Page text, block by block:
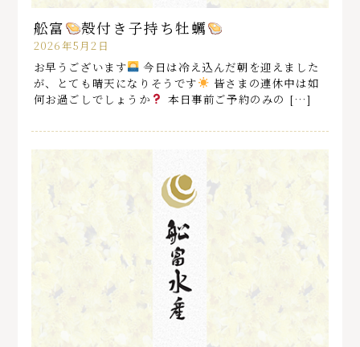
舩富 殻付き子持ち牡蠣
2026年5月2日
お早うございます
今日は冷え込んだ朝を迎えました
が、とても晴天になりそうです
皆さまの連休中は如
何お過ごしでしょうか
本日事前ご予約のみの […]